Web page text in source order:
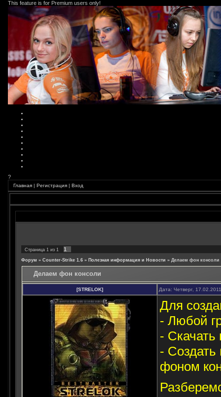
This feature is for Premium users only!
?
Главная | Регистрация | Вход
Страница 1 из 1 1
Форум » Counter-Strike 1.6 » Полезная информация и Новости » Делаем фон консоли
Делаем фон консоли
[STRELOK] Дата: Четверг,
Для
- Любой
- Скачать
- Создать
фоном